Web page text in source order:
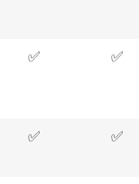
✅ ✅
✅ ✅